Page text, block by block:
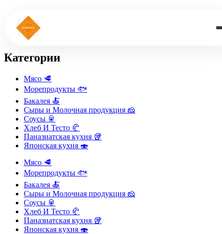
Категории
Мясо 🥩
Морепродукты 🐟
Бакалея 🍝
Сыры и Молочная продукция 🧀
Соусы 🥫
Хлеб И Тесто 🥐
Паназиатская кухня​ 🥡
Японская кухня 🍣
Мясо 🥩
Морепродукты 🐟
Бакалея 🍝
Сыры и Молочная продукция 🧀
Соусы 🥫
Хлеб И Тесто 🥐
Паназиатская кухня​ 🥡
Японская кухня 🍣